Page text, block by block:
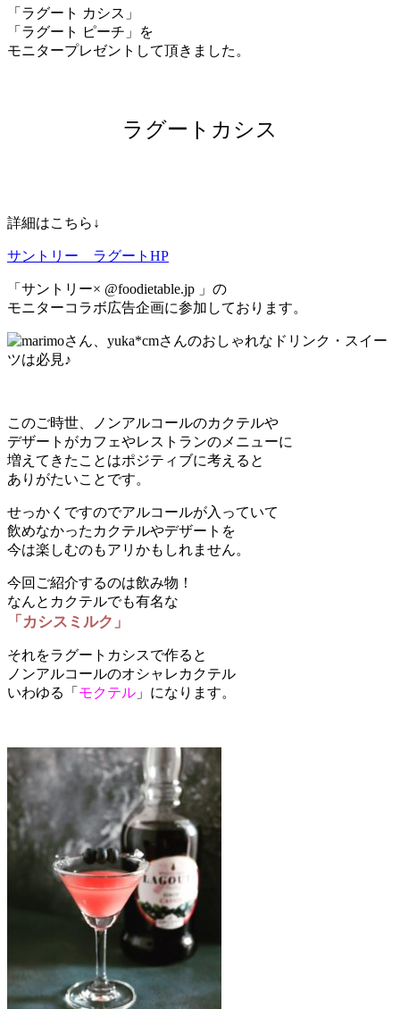
「ラグート カシス」
「ラグート ピーチ」を
モニタープレゼントして頂きました。
ラグートカシス
詳細はこちら↓
サントリー ラグートHP
「サントリー× @foodietable.jp 」の
モニターコラボ広告企画に参加しております。
このご時世、ノンアルコールのカクテルや
デザートがカフェやレストランのメニューに
増えてきたことはポジティブに考えると
ありがたいことです。
せっかくですのでアルコールが入っていて
飲めなかったカクテルやデザートを
今は楽しむのもアリかもしれません。
今回ご紹介するのは飲み物！
なんとカクテルでも有名な
「カシスミルク」
それをラグートカシスで作ると
ノンアルコールのオシャレカクテル
いわゆる「 モクテル 」になります。